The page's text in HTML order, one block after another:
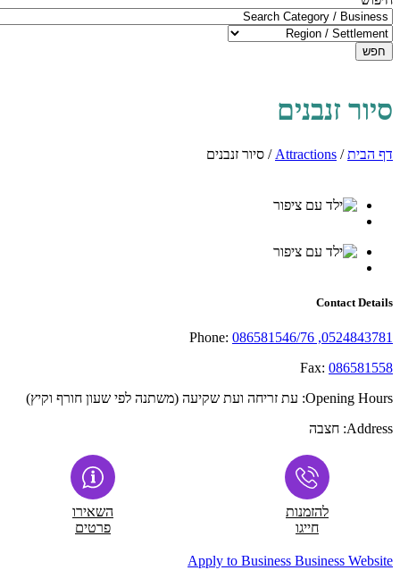
חפש
סיור זנבנים
דף הבית/
Attractions
/ סיור זנבנים
Contact Details
Phone: 086581546/76 ,0524843781
Fax: 086581558
Opening Hours: עת זריחה ועת שקיעה (משתנה לפי שעון חורף וקיץ)
Address: חצבה
להזמנות
חייגו
השאירו
פרטים
Apply to Business Business Website